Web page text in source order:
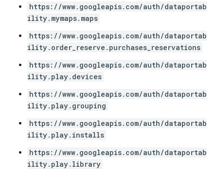
https://www.googleapis.com/auth/dataportab
ility.mymaps.maps
https://www.googleapis.com/auth/dataportab
ility.order_reserve.purchases_reservations
https://www.googleapis.com/auth/dataportab
ility.play.devices
https://www.googleapis.com/auth/dataportab
ility.play.grouping
https://www.googleapis.com/auth/dataportab
ility.play.installs
https://www.googleapis.com/auth/dataportab
ility.play.library